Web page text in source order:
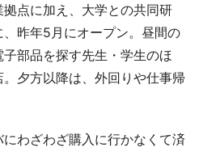
点に加え、大学との共同研
昨年5月にオープン。昼間の
部品を探す先生・学生のほ
夕方以降は、外回りや仕事帰
わざわざ購入に行かなくて済